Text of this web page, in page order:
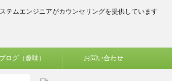
テムエンジニアがカウンセリングを提供しています
ブログ（趣味） お問い合わせ